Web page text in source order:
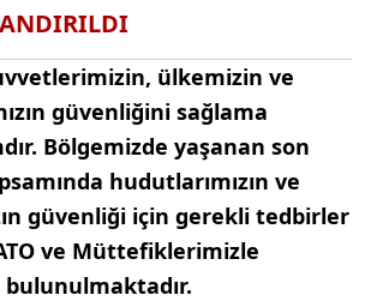
ülkemizin ve
güvenliğini sağlama
Bölgemizde yaşanan son
hudutlarımızın ve
güvenliği için gerekli tedbirler
ve Müttefiklerimizle
bulunulmaktadır.